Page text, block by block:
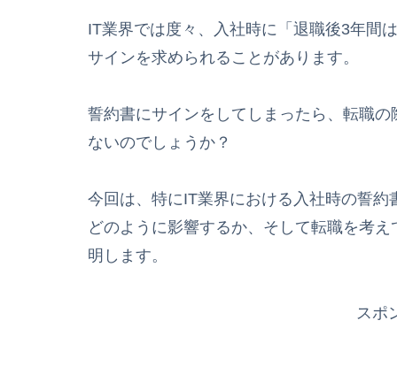
IT業界では度々、入社時に「退職後3年間
サインを求められることがあります。
誓約書にサインをしてしまったら、転職
ないのでしょうか？
今回は、特にIT業界における入社時の誓
どのように影響するか、そして転職を考
明します。
スポ